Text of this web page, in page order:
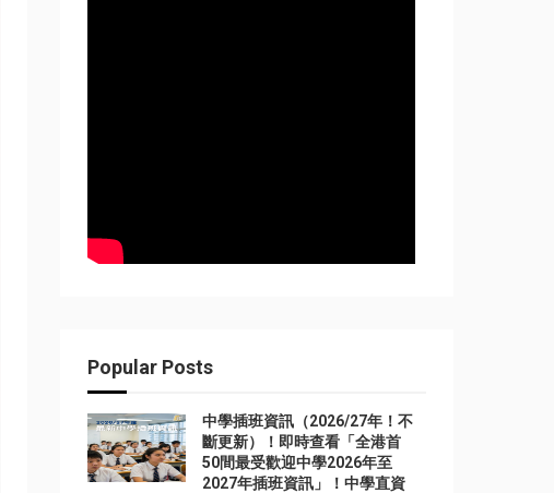
Popular Posts
中學插班資訊（2026/27年！不
斷更新）！即時查看「全港首
50間最受歡迎中學2026年至
2027年插班資訊」！中學直資